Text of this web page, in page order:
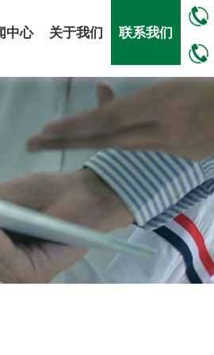
中心 关于我们 联系我们